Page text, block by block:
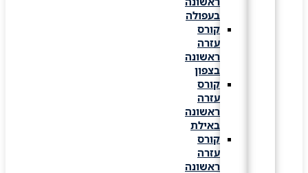
בעפולה
קורס
עזרה
ראשונה
בצפון
קורס
עזרה
ראשונה
באילת
קורס
עזרה
ראשונה